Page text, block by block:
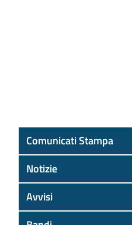
Comunicati Stampa
Notizie
Avvisi